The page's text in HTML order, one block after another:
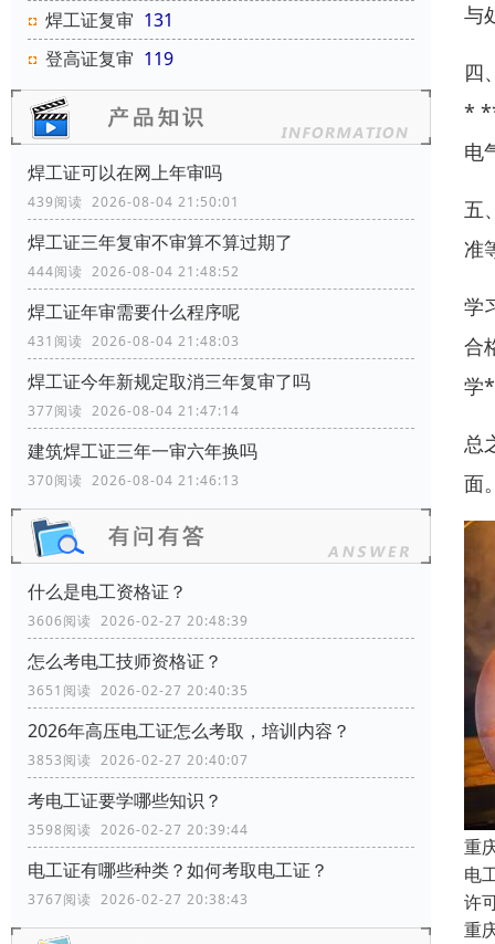
焊工证复审 131
登高证复审 119
焊工证可以在网上年审吗
439阅读 2026-08-04 21:50:01
焊工证三年复审不审算不算过期了
444阅读 2026-08-04 21:48:52
焊工证年审需要什么程序呢
431阅读 2026-08-04 21:48:03
焊工证今年新规定取消三年复审了吗
377阅读 2026-08-04 21:47:14
建筑焊工证三年一审六年换吗
370阅读 2026-08-04 21:46:13
什么是电工资格证？
3606阅读 2026-02-27 20:48:39
怎么考电工技师资格证？
3651阅读 2026-02-27 20:40:35
2026年高压电工证怎么考取，培训内容？
3853阅读 2026-02-27 20:40:07
考电工证要学哪些知识？
3598阅读 2026-02-27 20:39:44
电工证有哪些种类？如何考取电工证？
3767阅读 2026-02-27 20:38:43
与
四
*
电
五
准
学
合
学
总
面
重
电
许
重